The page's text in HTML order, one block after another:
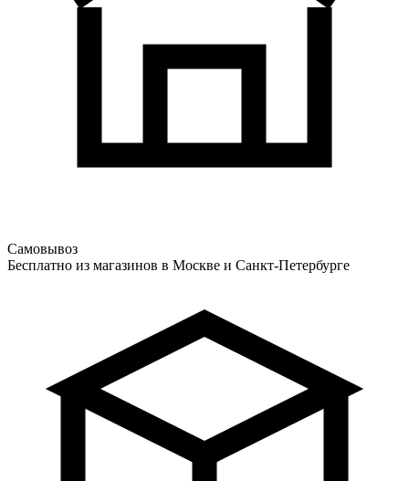
Самовывоз
Бесплатно из магазинов в Москве и Санкт-Петербурге